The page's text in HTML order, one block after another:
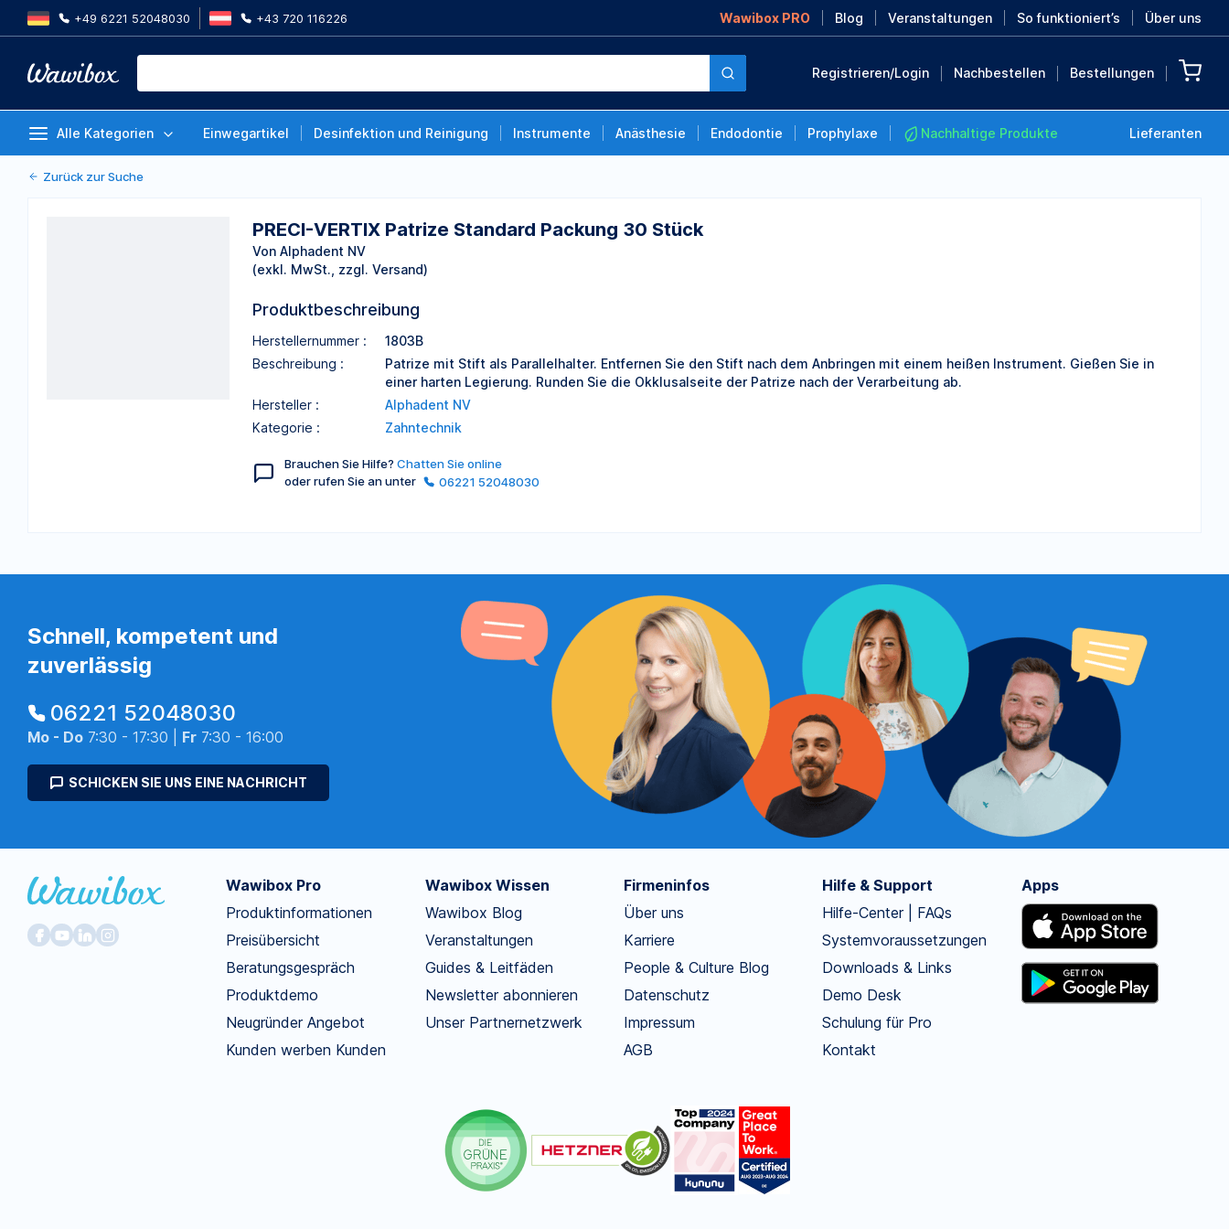
+49 6221 52048030 +43 720 116226 Wawibox PRO Blog Veranstaltungen So funktioniert’s Über uns
Registrieren/Login Nachbestellen Bestellungen
Alle Kategorien Einwegartikel Desinfektion und Reinigung Instrumente Anästhesie Endodontie Prophylaxe Nachhaltige Produkte Lieferanten
MEHR ENTDECKEN
Von Alphadent NV
Zurück zur Suche
PRECI-VERTIX Patrize Standard Packung 30 Stück
Von Alphadent NV
(exkl. MwSt., zzgl. Versand)
Produktbeschreibung
Herstellernummer :
1803B
Beschreibung :
Patrize mit Stift als Parallelhalter. Entfernen Sie den Stift nach dem Anbringen mit einem heißen Instrument. Gießen Sie in
einer harten Legierung. Runden Sie die Okklusalseite der Patrize nach der Verarbeitung ab.
Hersteller :
Alphadent NV
Kategorie :
Zahntechnik
Brauchen Sie Hilfe? Chatten Sie online
oder rufen Sie an unter
06221 52048030
Schnell, kompetent und
zuverlässig
06221 52048030
Mo - Do 7:30 - 17:30 | Fr 7:30 - 16:00
SCHICKEN SIE UNS EINE NACHRICHT
Wawibox Pro
Produktinformationen
Preisübersicht
Beratungsgespräch
Produktdemo
Neugründer Angebot
Kunden werben Kunden
Wawibox Wissen
Wawibox Blog
Veranstaltungen
Guides & Leitfäden
Newsletter abonnieren
Unser Partnernetzwerk
Firmeninfos
Über uns
Karriere
People & Culture Blog
Datenschutz
Impressum
AGB
Hilfe & Support
Hilfe-Center | FAQs
Systemvoraussetzungen
Downloads & Links
Demo Desk
Schulung für Pro
Kontakt
Apps